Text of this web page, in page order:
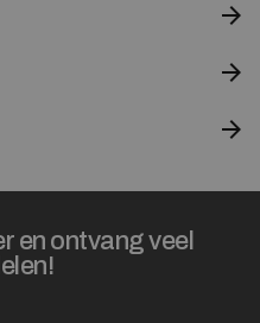
en ontvang veel